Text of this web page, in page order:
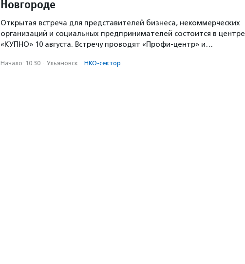
Новгороде
Открытая встреча для представителей бизнеса, некоммерческих
организаций и социальных предпринимателей состоится в центре
«КУПНО» 10 августа. Встречу проводят «Профи-центр» и…
Начало: 10:30 · Ульяновск · НКО-сектор